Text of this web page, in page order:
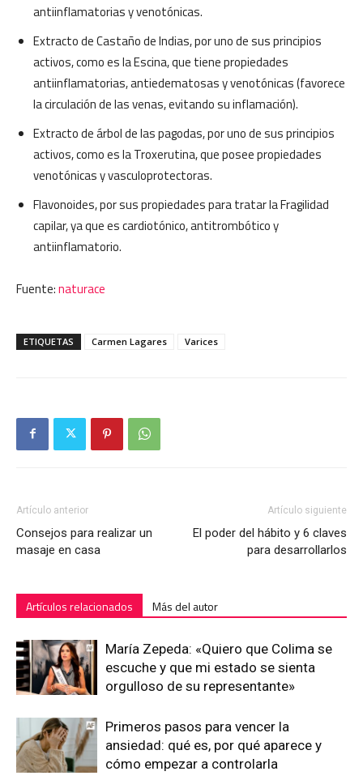
antiinflamatorias y venotónicas.
Extracto de Castaño de Indias, por uno de sus principios
activos, como es la Escina, que tiene propiedades
antiinflamatorias, antiedematosas y venotónicas (favorece
la circulación de las venas, evitando su inflamación).
Extracto de árbol de las pagodas, por uno de sus principios
activos, como es la Troxerutina, que posee propiedades
venotónicas y vasculoprotectoras.
Flavonoides, por sus propiedades para tratar la Fragilidad
capilar, ya que es cardiotónico, antitrombótico y
antiinflamatorio.
Fuente:naturace
ETIQUETAS Carmen Lagares Varices
Artículo anterior
Consejos para realizar un
masaje en casa
Artículo siguiente
El poder del hábito y 6 claves
para desarrollarlos
Artículos relacionados Más del autor
María Zepeda: «Quiero que Colima se
escuche y que mi estado se sienta
orgulloso de su representante»
Primeros pasos para vencer la
ansiedad: qué es, por qué aparece y
cómo empezar a controlarla